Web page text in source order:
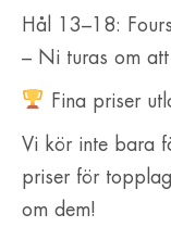
Hål 13–18:
– Ni turas om
Fina priser
Vi kör inte bara
priser för
om dem!